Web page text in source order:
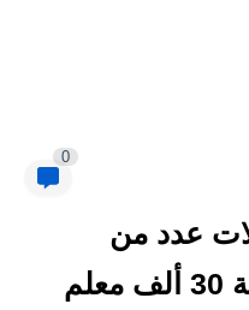
0
عدد من
المعلمين بشأن مسابقة 30 ألف معلم